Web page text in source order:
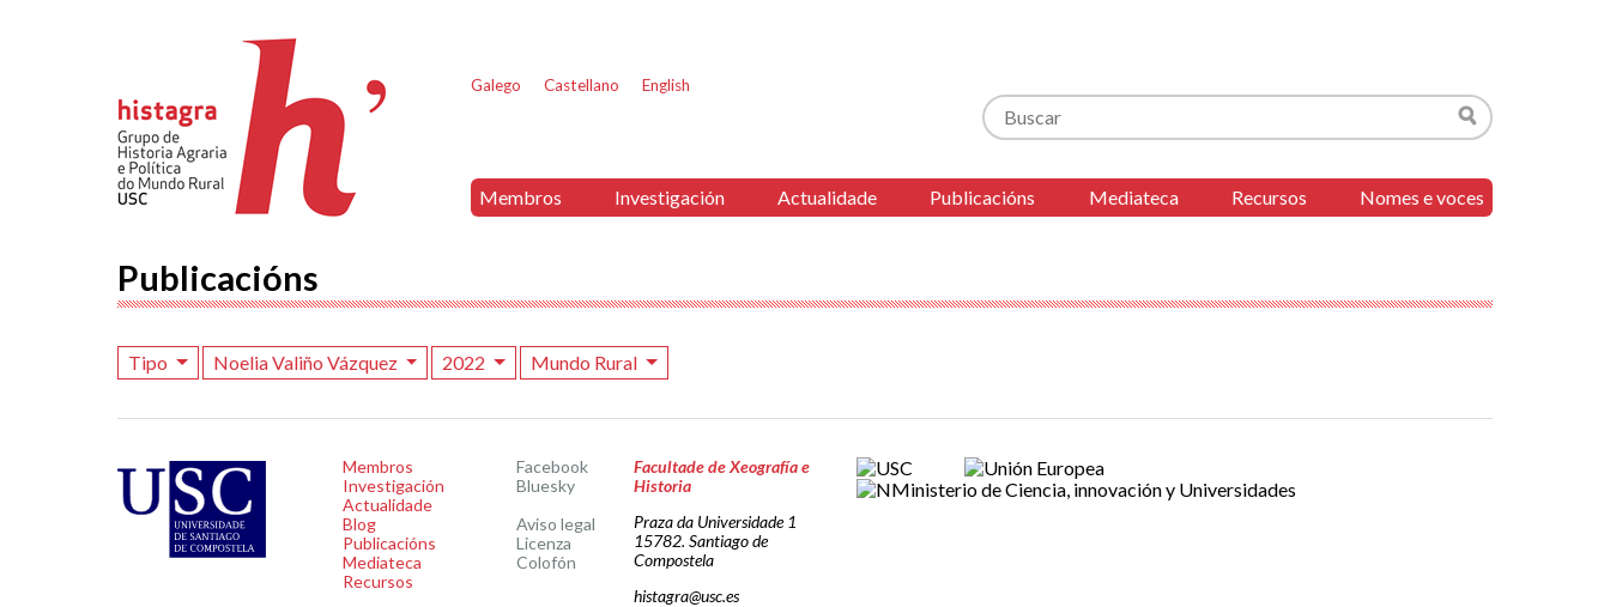
Galego Castellano English
Buscar
Buscar
Membros Investigación Actualidade Publicacións Mediateca Recursos Nomes e voces
Publicacións
Tipo Noelia Valiño Vázquez 2022 Mundo Rural
Membros
Investigación
Actualidade
Blog
Publicacións
Mediateca
Recursos
Facebook
Bluesky
Aviso legal
Licenza
Colofón
Facultade de Xeografía e
Historia
Praza da Universidade 1
15782. Santiago de
Compostela
histagra@usc.es